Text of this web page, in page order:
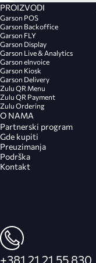
uređajima,
prate poslovanje u
Garson One Backoffice softver za ugostiteljstvo omogućava
ograničavanje pristupa
sistema privilegija.
aktivnosti i izmene, što
održavanju integriteta
PROIZVODI
Garson POS
Garson Backoffice
Garson FLY
Garson Display
Garson Live & Analytics
Garson eInvoice
Garson Kiosk
Garson Delivery
Zulu QR Menu
Zulu QR Payment
Zulu Ordering
O NAMA
Partnerski program
Gde kupiti
Preuzimanja
Podrška
Kontakt
+381 21 21 55 830